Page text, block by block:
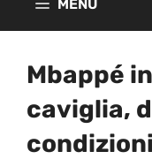
MENU
Mbappé
caviglia,